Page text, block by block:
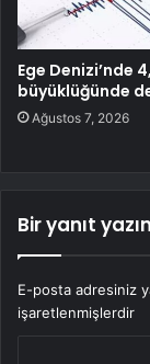
Ege Denizi’nde
büyüklüğünde
Ağustos 7, 2026
Bir yanıt yazın
E-posta adresiniz
işaretlenmişlerdir